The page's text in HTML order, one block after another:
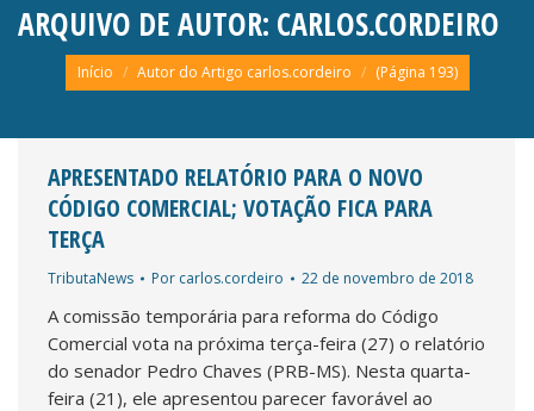
ARQUIVO DE AUTOR: CARLOS.CORDEIRO
Você está aqui:
Início Autor do Artigo carlos.cordeiro (Página 193)
APRESENTADO RELATÓRIO PARA O NOVO
CÓDIGO COMERCIAL; VOTAÇÃO FICA PARA
TERÇA
TributaNews Por carlos.cordeiro 22 de novembro de 2018
A comissão temporária para reforma do Código
Comercial vota na próxima terça-feira (27) o relatório
do senador Pedro Chaves (PRB-MS). Nesta quarta-
feira (21), ele apresentou parecer favorável ao